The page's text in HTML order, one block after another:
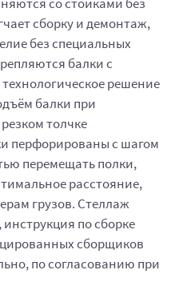
сборку и демонтаж,
без специальных
балки с
решение
балки при
толчке
перфорированы с шагом
перемещать полки,
расстояние,
грузов. Стеллаж
по сборке
сборщиков
по согласованию при